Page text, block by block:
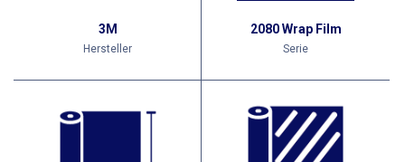
3M
Hersteller
2080 Wrap Film
Serie